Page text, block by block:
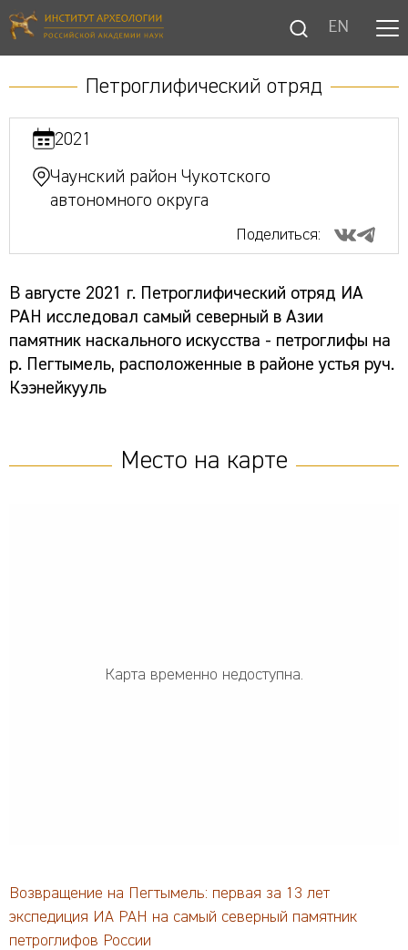
EN
Петроглифический отряд
2021
Чаунский район Чукотского
автономного округа
Поделиться:
В августе 2021 г. Петроглифический отряд ИА
РАН исследовал самый северный в Азии
памятник наскального искусства - петроглифы на
р. Пегтымель, расположенные в районе устья руч.
Кээнейкууль
Место на карте
Карта временно недоступна.
Возвращение на Пегтымель: первая за 13 лет
экспедиция ИА РАН на самый северный памятник
петроглифов России